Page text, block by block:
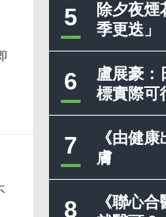
5
除夕夜
季更迭」
6
盧展豪：
標實際可
7
《由健
膚
8
《聯心